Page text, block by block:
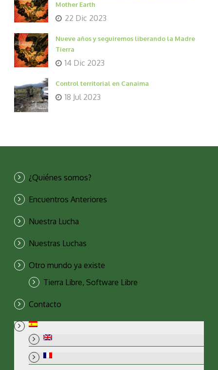
Mother Earth
22 Dic 2023
Nueve años y seguiremos liberando la Madre
Tierra
14 Dic 2023
Control territorial en Canaima
18 Jul 2023
¿Quiénes somos?
Encuentros Anteriores
Nuestra Lucha
Nuestras Luchas
Otro mundo ya existe
Tierra Libre, Software Libre
Contacto